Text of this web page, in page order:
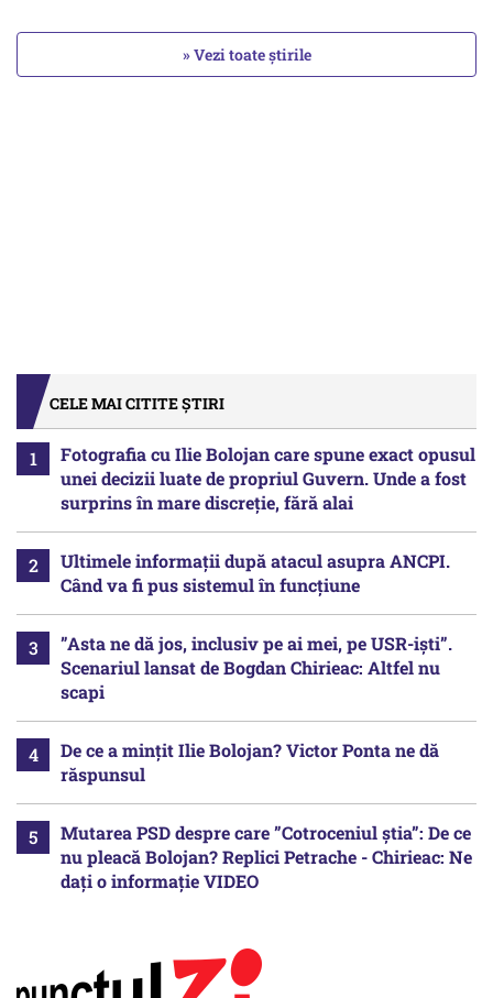
» Vezi toate știrile
CELE MAI CITITE ȘTIRI
Fotografia cu Ilie Bolojan care spune exact opusul
unei decizii luate de propriul Guvern. Unde a fost
surprins în mare discreție, fără alai
Ultimele informații după atacul asupra ANCPI.
Când va fi pus sistemul în funcțiune
”Asta ne dă jos, inclusiv pe ai mei, pe USR-iști”.
Scenariul lansat de Bogdan Chirieac: Altfel nu
scapi
De ce a mințit Ilie Bolojan? Victor Ponta ne dă
răspunsul
Mutarea PSD despre care ”Cotroceniul știa”: De ce
nu pleacă Bolojan? Replici Petrache - Chirieac: Ne
dați o informație VIDEO